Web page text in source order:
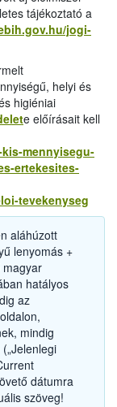
tájékoztató a
jogi-
helyi és
higiéniai
e előírásait kell
mennyisegu-
ertekesites-
tevekenyseg
aláhúzott
lenyomás +
magyar
hatályos
az
mindig
dátumra
szöveg!